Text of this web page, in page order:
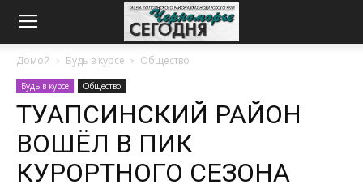
Домой Будь в курсе Общество
Будь в курсе Общество
ТУАПСИНСКИЙ РАЙОН
ВОШЁЛ В ПИК
КУРОРТНОГО СЕЗОНА